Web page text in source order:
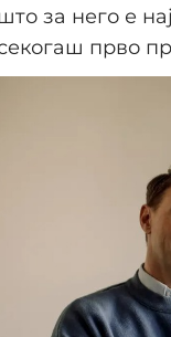
за него е
прво